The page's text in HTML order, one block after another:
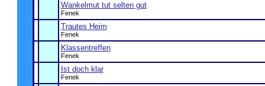
Wankelmut tut selten gut
Fenek
Trautes Heim
Fenek
Klassentreffen
Fenek
Ist doch klar
Fenek